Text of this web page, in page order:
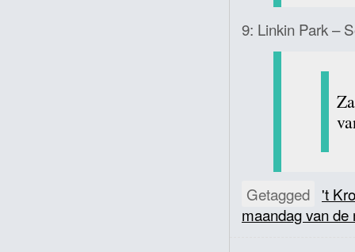
9: Linkin Park –
Getagged 't
maandag van de